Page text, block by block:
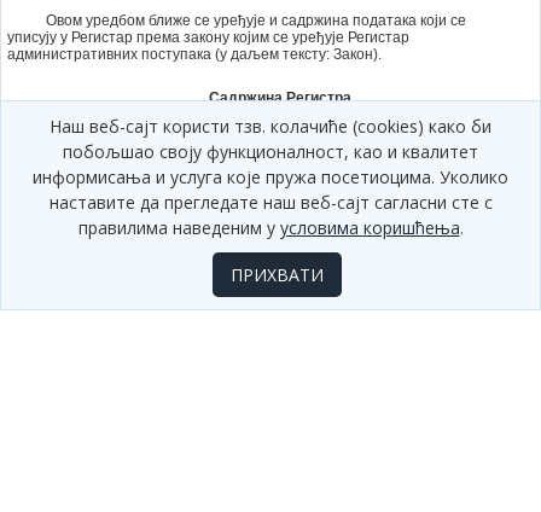
Наш веб-сајт користи тзв. колачиће (cookies) како би
побољшао своју функционалност, као и квалитет
информисања и услуга које пружа посетиоцима. Уколико
наставите да прегледате наш веб-сајт сагласни сте с
правилима наведеним у условима коришћења.
ПРИХВАТИ
Овом уредбом ближе се уређује и садржина података који се
уписују у Регистар према закону којим се уређује Регистар
административних поступака (у даљем тексту: Закон).
Садржина Регистра
Регистар, у складу са Законом, садржи:
1) податке о свим административним поступцима (у даљем тексту:
поступци);
2) податке о свим административним захтевима (у даљем тексту:
захтеви) који се односе на пословање, а који представљају услов за
пословање или пословно настањивање;